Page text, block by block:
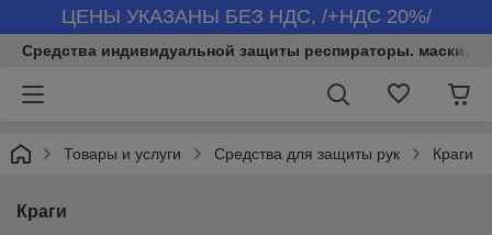
ЦЕНЫ УКАЗАНЫ БЕЗ НДС, /+НДС 20%/
Средства индивидуальной защиты респираторы. маски,
Товары и услуги Средства для защиты рук Краги
Краги